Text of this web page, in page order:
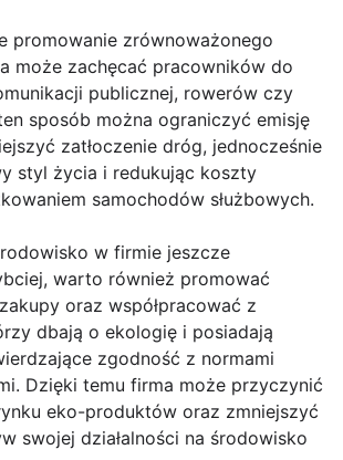
promowanie zrównoważonego
może zachęcać pracowników do
publicznej, rowerów czy
sposób można ograniczyć emisję
zatłoczenie dróg, jednocześnie
styl życia i redukując koszty
samochodów służbowych.
w firmie jeszcze
warto również promować
oraz współpracować z
dbają o ekologię i posiadają
zgodność z normami
Dzięki temu firma może przyczynić
eko-produktów oraz zmniejszyć
swojej działalności na środowisko